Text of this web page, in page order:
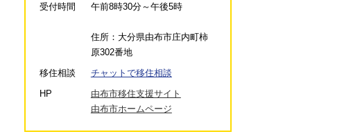
受付時間 午前8時30分～午後5時
住所：大分県由布市庄内町柿
原302番地
移住相談
チャットで移住相談
HP
由布市移住支援サイト
由布市ホームページ